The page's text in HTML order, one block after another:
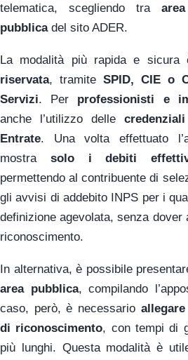
telematica, scegliendo tra
pubblicadel sito ADER.
La modalità più rapida e sicura
riservata, tramite SPID, CIE o
Servizi. Per professionisti e
anche l’utilizzo delle
Entrate. Una volta effettuato
mostra solo i debiti
permettendo al contribuente di
gli avvisi di addebito INPS per i
definizione agevolata, senza dover
riconoscimento.
In alternativa, è possibile
area pubblica, compilando
caso, però, è necessario
di riconoscimento, con tempi di
più lunghi. Questa modalità è